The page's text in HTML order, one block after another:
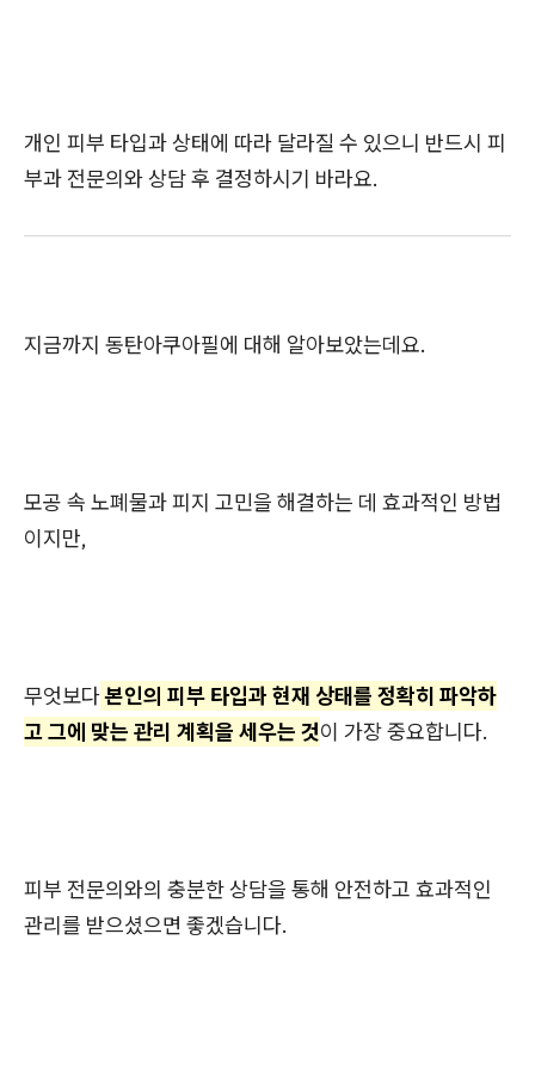
개인 피부 타입과 상태에 따라 달라질 수 있으니 반드시 피
부과 전문의와 상담 후 결정하시기 바라요.
지금까지 동탄아쿠아필에 대해 알아보았는데요.
모공 속 노폐물과 피지 고민을 해결하는 데 효과적인 방법
이지만,
무엇보다본인의 피부 타입과 현재 상태를 정확히 파악하
고 그에 맞는 관리 계획을 세우는 것이 가장 중요합니다.
피부 전문의와의 충분한 상담을 통해 안전하고 효과적인
관리를 받으셨으면 좋겠습니다.